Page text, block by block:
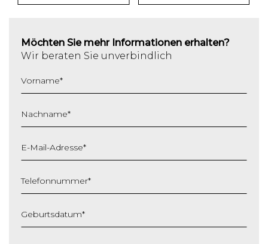
Möchten Sie mehr Informationen erhalten?
Wir beraten Sie unverbindlich
Vorname*
Nachname*
E-Mail-Adresse*
Telefonnummer*
Geburtsdatum*